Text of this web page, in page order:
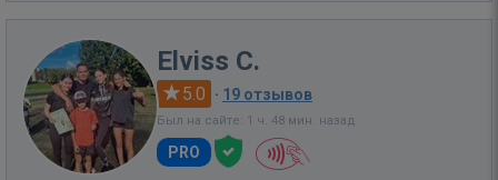
Elviss C.
5.0 · 19 отзывов
Был на сайте: 1 ч. 48 мин. назад
PRO